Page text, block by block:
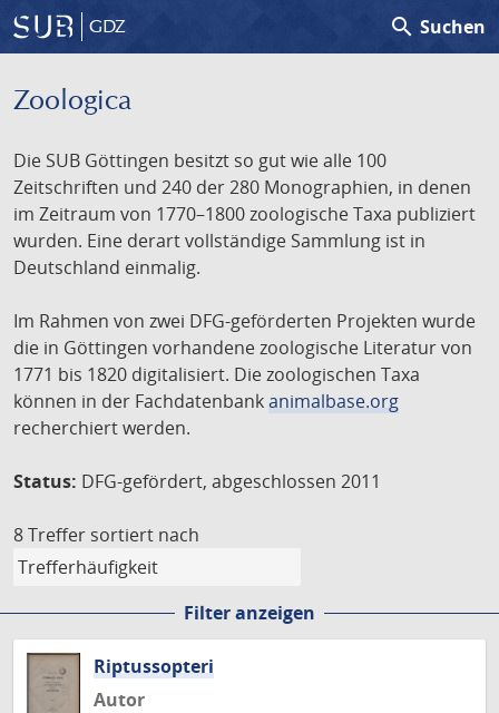
GDZ search Suchen
Zoologica
Die SUB Göttingen besitzt so gut wie alle 100
Zeitschriften und 240 der 280 Monographien, in denen
im Zeitraum von 1770–1800 zoologische Taxa publiziert
wurden. Eine derart vollständige Sammlung ist in
Deutschland einmalig.
Im Rahmen von zwei DFG-geförderten Projekten wurde
die in Göttingen vorhandene zoologische Literatur von
1771 bis 1820 digitalisiert. Die zoologischen Taxa
können in der Fachdatenbankanimalbase.org
recherchiert werden.
Status: DFG-gefördert, abgeschlossen 2011
8 Treffer sortiert nach
Filter anzeigen
Riptussopteri
Autor